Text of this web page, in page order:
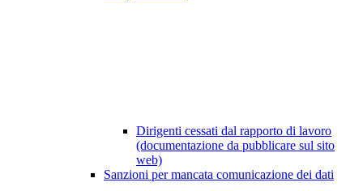
Dirigenti cessati dal rapporto di lavoro
(documentazione da pubblicare sul sito
web)
Sanzioni per mancata comunicazione dei dati